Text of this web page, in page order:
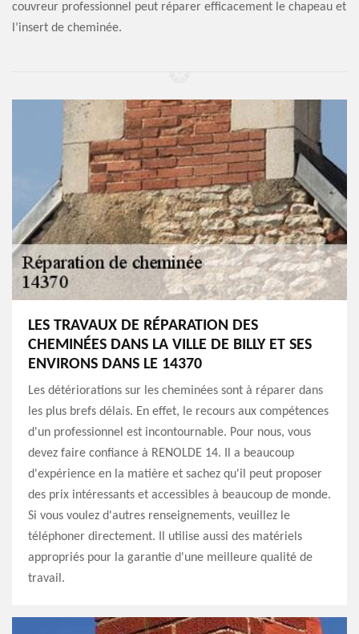
couvreur professionnel peut réparer efficacement le chapeau et
l’insert de cheminée.
LES TRAVAUX DE RÉPARATION DES
CHEMINÉES DANS LA VILLE DE BILLY ET SES
ENVIRONS DANS LE 14370
Les détériorations sur les cheminées sont à réparer dans
les plus brefs délais. En effet, le recours aux compétences
d'un professionnel est incontournable. Pour nous, vous
devez faire confiance à RENOLDE 14. Il a beaucoup
d'expérience en la matière et sachez qu'il peut proposer
des prix intéressants et accessibles à beaucoup de monde.
Si vous voulez d'autres renseignements, veuillez le
téléphoner directement. Il utilise aussi des matériels
appropriés pour la garantie d'une meilleure qualité de
travail.